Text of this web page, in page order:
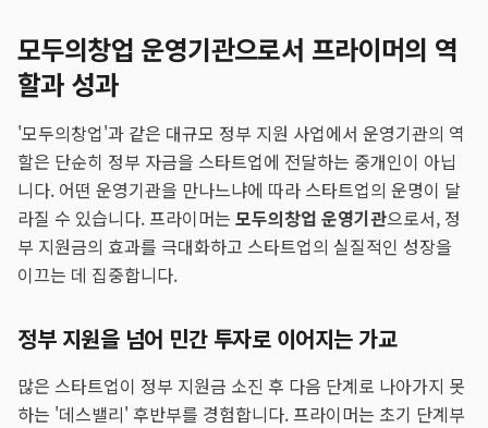
모두의창업 운영기관으로서 프라이머의 역
할과 성과
'모두의창업'과 같은 대규모 정부 지원 사업에서 운영기관의 역
할은 단순히 정부 자금을 스타트업에 전달하는 중개인이 아닙
니다. 어떤 운영기관을 만나느냐에 따라 스타트업의 운명이 달
라질 수 있습니다. 프라이머는 모두의창업 운영기관으로서, 정
부 지원금의 효과를 극대화하고 스타트업의 실질적인 성장을
이끄는 데 집중합니다.
정부 지원을 넘어 민간 투자로 이어지는 가교
많은 스타트업이 정부 지원금 소진 후 다음 단계로 나아가지 못
하는 '데스밸리' 후반부를 경험합니다. 프라이머는 초기 단계부